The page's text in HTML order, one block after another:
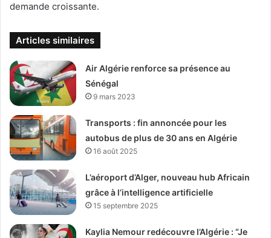
demande croissante.
Articles similaires
Air Algérie renforce sa présence au
Sénégal
9 mars 2023
Transports : fin annoncée pour les
autobus de plus de 30 ans en Algérie
16 août 2025
L’aéroport d’Alger, nouveau hub Africain
grâce à l’intelligence artificielle
15 septembre 2025
Kaylia Nemour redécouvre l’Algérie : “Je